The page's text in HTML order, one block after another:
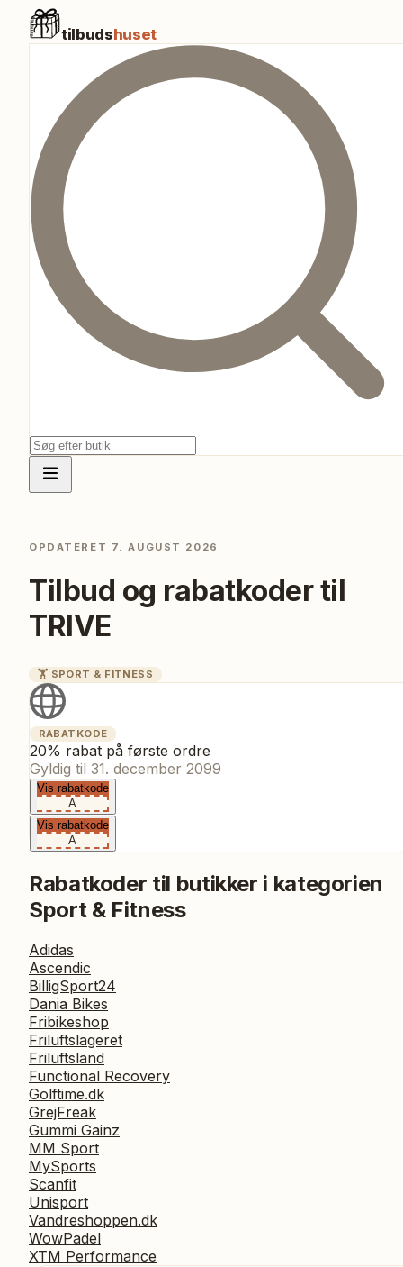
tilbudshuset
OPDATERET 7. AUGUST 2026
Tilbud og rabatkoder til
TRIVE
🏋️ SPORT & FITNESS
RABATKODE
20% rabat på første ordre
Gyldig til 31. december 2099
Vis rabatkode
A
Vis rabatkode
A
Rabatkoder til butikker i kategorien
Sport & Fitness
Adidas
Ascendic
BilligSport24
Dania Bikes
Fribikeshop
Friluftslageret
Friluftsland
Functional Recovery
Golftime.dk
GrejFreak
Gummi Gainz
MM Sport
MySports
Scanfit
Unisport
Vandreshoppen.dk
WowPadel
XTM Performance